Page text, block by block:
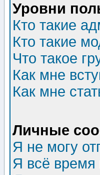
Уровни
Кто такие
Кто такие
Что такое
Как мне
Как мне
Личные
Я не могу
Я всё